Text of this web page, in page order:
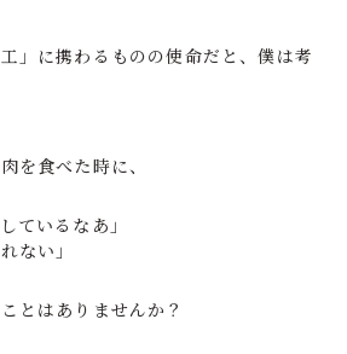
」に携わるものの使命だと、僕は考
を食べた時に、
ているなあ」
ない」
とはありませんか？